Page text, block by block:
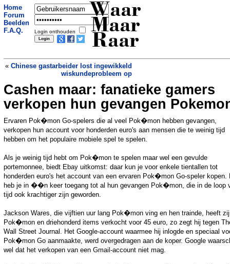
Home
Forum
Beelden
F.A.Q.
Login onthouden
Waar
Maar
Raar
« Chinese gastarbeider lost ingewikkeld
wiskundeprobleem op
Chinese toeristen voeren krokodillen
met gevaar voor eigen leven »
Cashen maar: fanatieke gamers
verkopen hun gevangen
Ervaren Pok�mon Go-spelers die al veel Pok�mon hebben gevangen,
verkopen hun account voor honderden euro's aan mensen die te weinig tijd
hebben om het populaire mobiele spel te spelen.
Als je weinig tijd hebt om Pok�mon te spelen maar wel een gevulde
portemonnee, biedt Ebay uitkomst: daar kun je voor enkele tientallen tot
honderden euro's het account van een ervaren Pok�mon Go-speler kopen.
heb je in ��n keer toegang tot al hun gevangen Pok�mon, die in de loop
tijd ook krachtiger zijn geworden.
Jackson Wares, die vijftien uur lang Pok�mon ving en hen trainde, heeft
Pok�mon en driehonderd items verkocht voor 45 euro, zo zegt hij tegen
Wall Street Journal. Het Google-account waarmee hij inlogde en speciaal
Pok�mon Go aanmaakte, werd overgedragen aan de koper. Google
wel dat het verkopen van een Gmail-account niet mag.